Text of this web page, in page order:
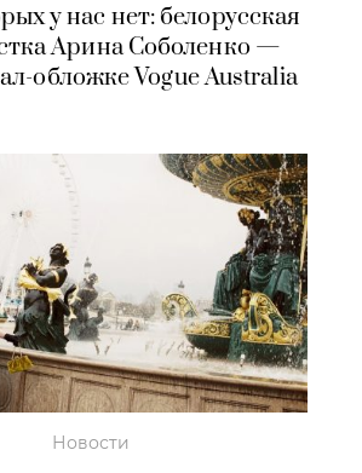
у нас нет: белорусская
Арина Соболенко —
обложке Vogue Australia
Новости